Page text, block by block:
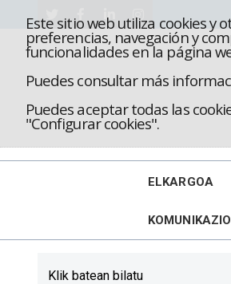
Este sitio web utiliza cookies y
preferencias, navegación y
funcionalidades en la página
Puedes consultar más
Puedes aceptar todas las
"Configurar cookies".
ELKARGOA
Klik batean bilatu